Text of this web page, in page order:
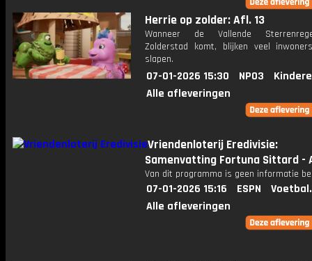
Herrie op zolder: Afl. 13
Wanneer de Vallende
Zolderstad komt, blijken veel
slapen.
07-01-2026 15:30 NPO3
Alle afleveringen
Vriendenloterij Eredivisie:
Samenvatting Fortuna Sittard -
Van dit programma is geen informatie
07-01-2026 15:16 ESPN
Alle afleveringen